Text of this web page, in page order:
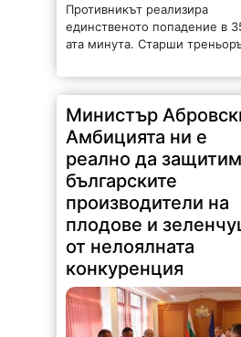
Противникът реализира
единственото попадение в
ата минута. Старши
Министър
Амбицията ни е
реално да защитим
българските
производители на
плодове и
от нелоялната
конкуренция